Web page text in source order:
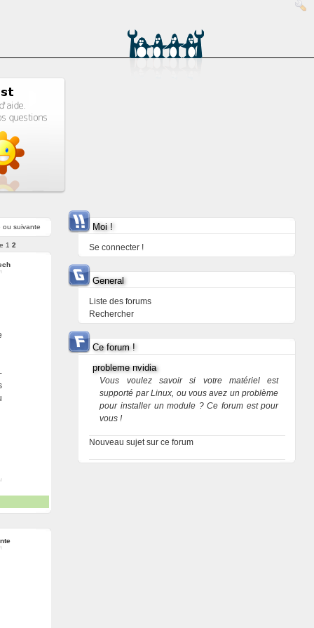
ou suivante
1 2
Moi !
Se connecter !
General
Liste des forums
Rechercher
Ce forum !
probleme nvidia
Vous voulez savoir si votre matériel est
supporté par Linux, ou vous avez un problème
pour installer un module ? Ce forum est pour
vous !
Nouveau sujet sur ce forum